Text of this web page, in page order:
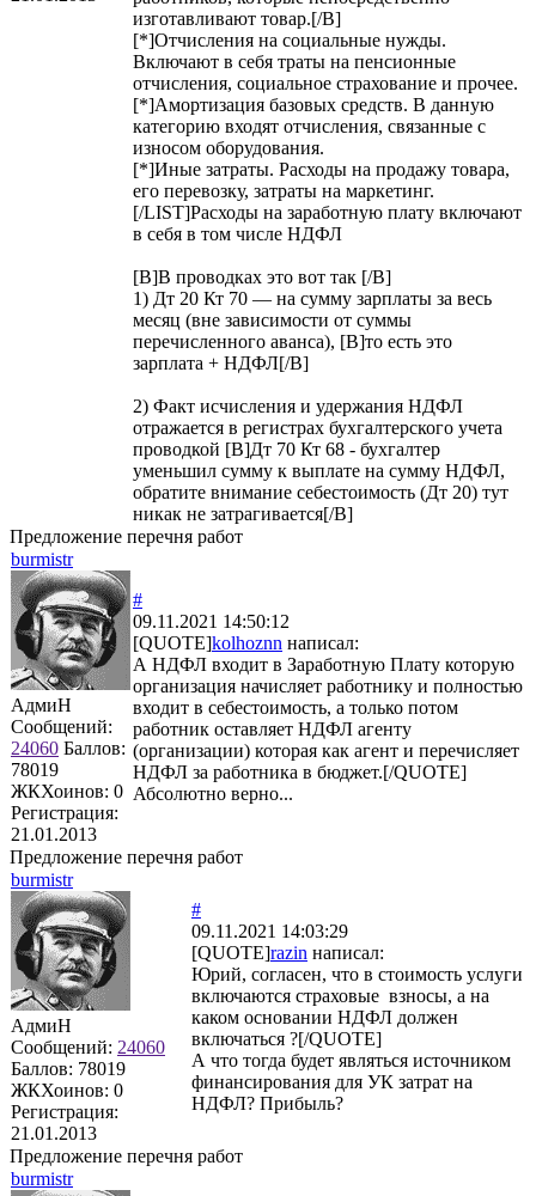
изготавливают товар.[/B]
[*]Отчисления на социальные нужды.
Включают в себя траты на пенсионные
отчисления, социальное страхование и прочее.
[*]Амортизация базовых средств. В данную
категорию входят отчисления, связанные с
износом оборудования.
[*]Иные затраты. Расходы на продажу товара,
его перевозку, затраты на маркетинг.
[/LIST]Расходы на заработную плату включают
в себя в том числе НДФЛ
[B]В проводках это вот так [/B]
1) Дт 20 Кт 70 — на сумму зарплаты за весь
месяц (вне зависимости от суммы
перечисленного аванса), [B]то есть это
зарплата + НДФЛ[/B]
2) Факт исчисления и удержания НДФЛ
отражается в регистрах бухгалтерского учета
проводкой [B]Дт 70 Кт 68 - бухгалтер
уменьшил сумму к выплате на сумму НДФЛ,
обратите внимание себестоимость (Дт 20) тут
никак не затрагивается[/B]
Предложение перечня работ
burmistr
АдмиН
Сообщений:
24060 Баллов:
78019
ЖКХоинов: 0
Регистрация:
21.01.2013
#
09.11.2021 14:50:12
[QUOTE]kolhoznn написал:
А НДФЛ входит в Заработную Плату которую
организация начисляет работнику и полностью
входит в себестоимость, а только потом
работник оставляет НДФЛ агенту
(организации) которая как агент и перечисляет
НДФЛ за работника в бюджет.[/QUOTE]
Абсолютно верно...
Предложение перечня работ
burmistr
АдмиН
Сообщений: 24060
Баллов: 78019
ЖКХоинов: 0
Регистрация:
21.01.2013
#
09.11.2021 14:03:29
[QUOTE]razin написал:
Юрий, согласен, что в стоимость услуги
включаются страховые взносы, а на
каком основании НДФЛ должен
включаться ?[/QUOTE]
А что тогда будет являться источником
финансирования для УК затрат на
НДФЛ? Прибыль?
Предложение перечня работ
burmistr